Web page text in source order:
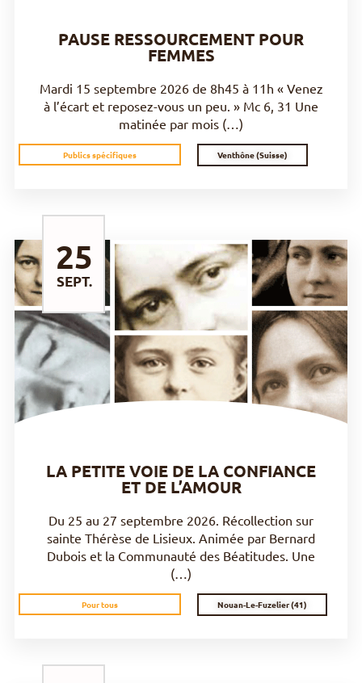
PAUSE RESSOURCEMENT POUR
FEMMES
Mardi 15 septembre 2026 de 8h45 à 11h « Venez
à l’écart et reposez-vous un peu. » Mc 6, 31 Une
matinée par mois (…)
Publics spécifiques Venthône (Suisse)
SEPT.
DÉCOUVRIR
LA PETITE VOIE DE LA CONFIANCE
ET DE L’AMOUR
Du 25 au 27 septembre 2026. Récollection sur
sainte Thérèse de Lisieux. Animée par Bernard
Dubois et la Communauté des Béatitudes. Une
(…)
Pour tous Nouan-Le-Fuzelier (41)
25